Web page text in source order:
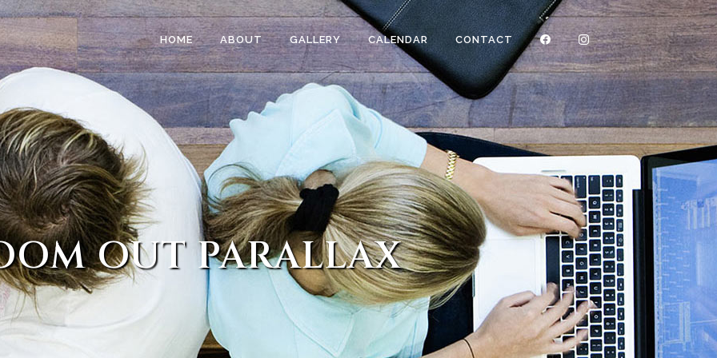
HOME ABOUT GALLERY CALENDAR CONTACT
OUT PARALLAX